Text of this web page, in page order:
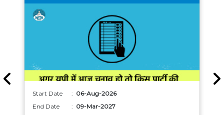
Start Date : 06-Aug-2026
End Date : 09-Mar-2027